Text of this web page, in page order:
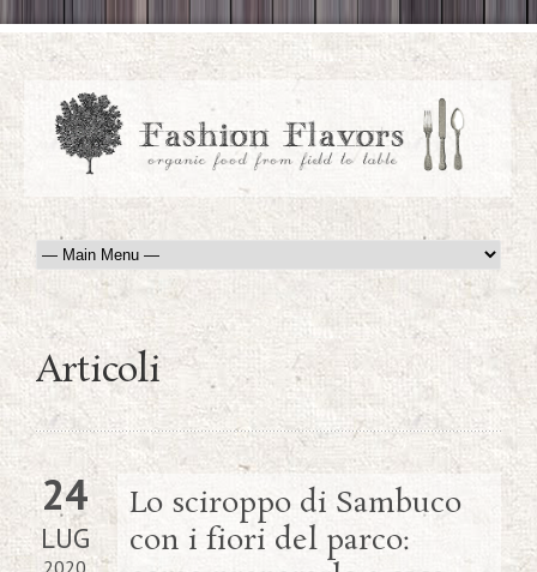
Articoli
24
LUG
Lo sciroppo di Sambuco
con i fiori del parco: